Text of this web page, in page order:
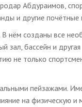
Абдураимов,
и другие почётные
В нём созданы все
зал, бассейн и другая
не только
пейзажами.
на физическую и